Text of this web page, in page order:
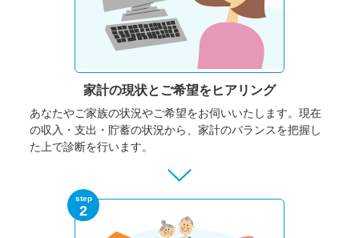
家計の現状と ご希望をヒアリング
あなたやご家族の状況やご希望をお伺いいたします。 現在
の収入・支出・貯蓄の状況から、家計のバランスを把握し
た上で診断を行います。
step
2